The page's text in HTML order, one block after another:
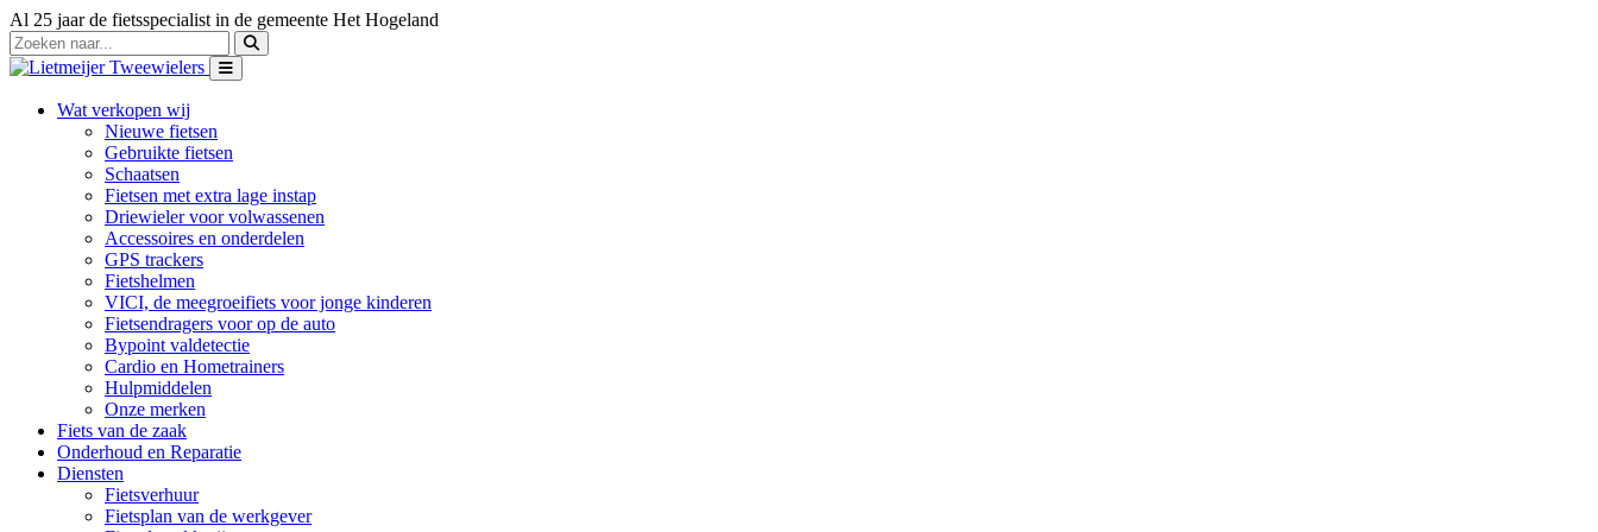
Al 25 jaar de fietsspecialist in de gemeente Het Hogeland
Wat verkopen wij
Nieuwe fietsen
Gebruikte fietsen
Schaatsen
Fietsen met extra lage instap
Driewieler voor volwassenen
Accessoires en onderdelen
GPS trackers
Fietshelmen
VICI, de meegroeifiets voor jonge kinderen
Fietsendragers voor op de auto
Bypoint valdetectie
Cardio en Hometrainers
Hulpmiddelen
Onze merken
Fiets van de zaak
Onderhoud en Reparatie
Diensten
Fietsverhuur
Fietsplan van de werkgever